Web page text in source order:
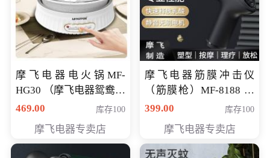
摩飞电器电火锅MF-
HG30 （摩飞电器鸳鸯锅
MF-HG30 ） 会员专享价
469.00 库存100
摩飞电器专卖店
摩飞电器筋膜冲击仪
（筋膜枪）MF-8188 会
员专享价268元
399.00 库存100
摩飞电器专卖店